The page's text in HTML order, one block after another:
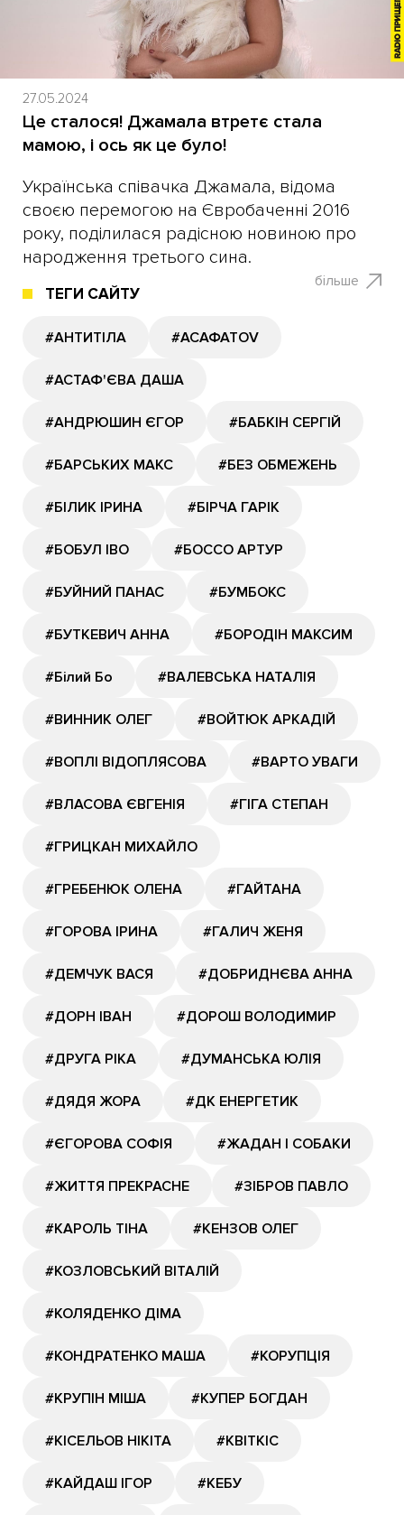
27.05.2024
Це сталося! Джамала втретє стала
мамою, і ось як це було!
​Українська співачка Джамала, відома
своєю перемогою на Євробаченні 2016
року, поділилася радісною новиною про
народження третього сина.
більше
ТЕГИ САЙТУ
#АНТИТІЛА #АСАФАТОV
#АСТАФ'ЄВА ДАША
#АНДРЮШИН ЄГОР #БАБКІН СЕРГІЙ
#БАРСЬКИХ МАКС #БЕЗ ОБМЕЖЕНЬ
#БІЛИК ІРИНА #БІРЧА ГАРІК
#БОБУЛ ІВО #БОССО АРТУР
#БУЙНИЙ ПАНАС #БУМБОКС
#БУТКЕВИЧ АННА #БОРОДІН МАКСИМ
#Білий Бо #ВАЛЕВСЬКА НАТАЛІЯ
#ВИННИК ОЛЕГ #ВОЙТЮК АРКАДІЙ
#ВОПЛІ ВІДОПЛЯСОВА #ВАРТО УВАГИ
#ВЛАСОВА ЄВГЕНІЯ #ГІГА СТЕПАН
#ГРИЦКАН МИХАЙЛО
#ГРЕБЕНЮК ОЛЕНА #ГАЙТАНА
#ГОРОВА ІРИНА #ГАЛИЧ ЖЕНЯ
#ДЕМЧУК ВАСЯ #ДОБРИДНЄВА АННА
#ДОРН ІВАН #ДОРОШ ВОЛОДИМИР
#ДРУГА РІКА #ДУМАНСЬКА ЮЛІЯ
#ДЯДЯ ЖОРА #ДК ЕНЕРГЕТИК
#ЄГОРОВА СОФІЯ #ЖАДАН І СОБАКИ
#ЖИТТЯ ПРЕКРАСНЕ #ЗІБРОВ ПАВЛО
#КАРОЛЬ ТІНА #КЕНЗОВ ОЛЕГ
#КОЗЛОВСЬКИЙ ВІТАЛІЙ
#КОЛЯДЕНКО ДІМА
#КОНДРАТЕНКО МАША #КОРУПЦІЯ
#КРУПІН МІША #КУПЕР БОГДАН
#КІСЕЛЬОВ НІКІТА #КВІТКІС
#КАЙДАШ ІГОР #КЕБУ